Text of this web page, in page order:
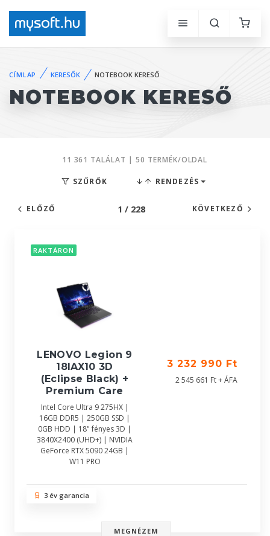
CÍMLAP KERESŐK NOTEBOOK KERESŐ
NOTEBOOK KERESŐ
11 361 TALÁLAT | 50 TERMÉK/OLDAL
SZŰRŐK RENDEZÉS
ELŐZŐ 1 / 228 KÖVETKEZŐ
RAKTÁRON
LENOVO Legion 9
18IAX10 3D
(Eclipse Black) +
Premium Care
Intel Core Ultra 9 275HX |
16GB DDR5 | 250GB SSD |
0GB HDD | 18" fényes 3D |
3840X2400 (UHD+) | NVIDIA
GeForce RTX 5090 24GB |
W11 PRO
3 232 990 Ft
2 545 661 Ft + ÁFA
3 év garancia
MEGNÉZEM